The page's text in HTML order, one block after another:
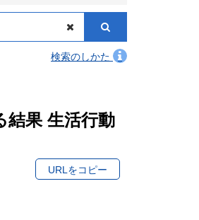
検索のしかた
結果 生活行動
URLをコピー